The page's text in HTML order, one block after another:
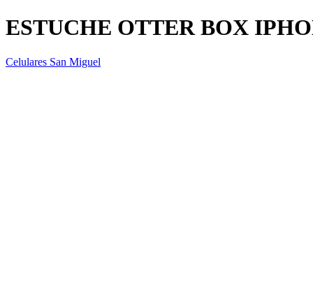
ESTUCHE OTTER BOX
Celulares San Miguel